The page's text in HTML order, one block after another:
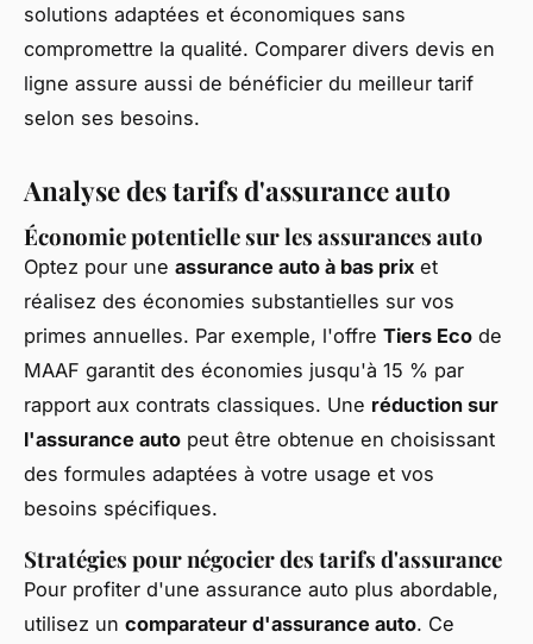
solutions adaptées et économiques sans
compromettre la qualité. Comparer divers devis en
ligne assure aussi de bénéficier du meilleur tarif
selon ses besoins.
Analyse des tarifs d'assurance auto
Économie potentielle sur les assurances auto
Optez pour une assurance auto à bas prix et
réalisez des économies substantielles sur vos
primes annuelles. Par exemple, l'offre Tiers Eco de
MAAF garantit des économies jusqu'à 15 % par
rapport aux contrats classiques. Une réduction sur
l'assurance auto peut être obtenue en choisissant
des formules adaptées à votre usage et vos
besoins spécifiques.
Stratégies pour négocier des tarifs d'assurance
Pour profiter d'une assurance auto plus abordable,
utilisez un comparateur d'assurance auto. Ce